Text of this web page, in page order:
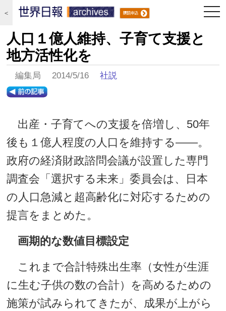
＜
人口１億人維持、子育て支援と
地方活性化を
編集局 2014/5/16社説
出産・子育てへの支援を倍増し、50年
後も１億人程度の人口を維持する――。
政府の経済財政諮問会議が設置した専門
調査会「選択する未来」委員会は、日本
の人口急減と超高齢化に対応するための
提言をまとめた。
画期的な数値目標設定
これまで合計特殊出生率（女性が生涯
に生む子供の数の合計）を高めるための
施策が試みられてきたが、成果が上がら